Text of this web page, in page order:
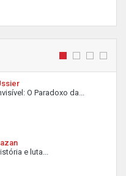
O Paradoxo da...
e luta...